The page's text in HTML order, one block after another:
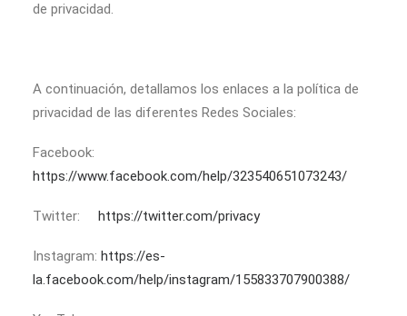
de privacidad.
A continuación, detallamos los enlaces a la política de
privacidad de las diferentes Redes Sociales:
Facebook:
https://www.facebook.com/help/323540651073243/
Twitter: https://twitter.com/privacy
Instagram: https://es-
la.facebook.com/help/instagram/155833707900388/